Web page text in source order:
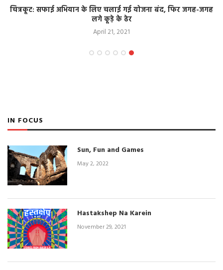
चित्रकूट: सफाई अभियान के लिए चलाई गई योजना बंद, फिर जगह-जगह
लगे कूड़े के ढेर
April 21, 2021
IN FOCUS
Sun, Fun and Games
May 2, 2022
Hastakshep Na Karein
November 29, 2021